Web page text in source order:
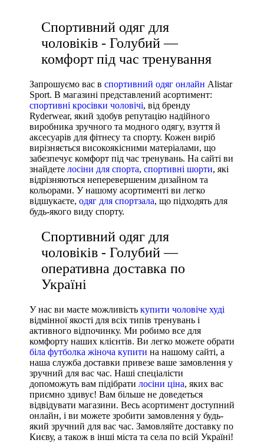
Спортивний одяг для
чоловіків - Голубий —
комфорт під час тренування
Запрошуємо вас в спортивний одяг онлайн Alistar
Sport. В магазині представлений асортимент:
спортивні кросівки чоловічі, від бренду
Ryderwear, який здобув репутацію надійного
виробника зручного та модного одягу, взуття й
аксесуарів для фітнесу та спорту. Кожен виріб
вирізняється високоякісними матеріалами, що
забезпечує комфорт під час тренувань. На сайті ви
знайдете лосіни для спорта, спортивні шорти, які
відрізняються неперевершеним дизайном та
кольорами. У нашому асортименті ви легко
відшукаєте, одяг для спортзала, що підходять для
будь-якого виду спорту.
Спортивний одяг для
чоловіків - Голубий —
оперативна доставка по
Україні
У нас ви маєте можливість купити чоловіче худі
відмінної якості для всіх типів тренувань і
активного відпочинку. Ми робимо все для
комфорту наших клієнтів. Ви легко можете обрати
біла футболка жіноча купити на нашому сайті, а
наша служба доставки привезе ваше замовлення у
зручний для вас час. Наші спеціалісти
допоможуть вам підібрати лосіни ціна, яких вас
приємно здивує! Вам більше не доведеться
відвідувати магазини. Весь асортимент доступний
онлайн, і ви можете зробити замовлення у будь-
який зручний для вас час. Замовляйте доставку по
Києву, а також в інші міста та села по всій Україні!